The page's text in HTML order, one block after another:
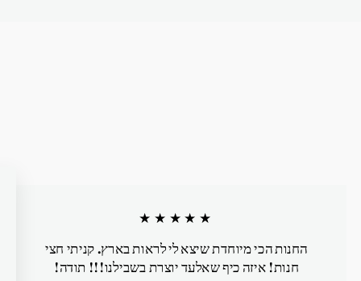
★★★★★
החנות הכי מיוחדת שיצא לי לראות בארץ. קניתי חצי
חנות! איזה כיף שאלעד יוצרת בשבילנו!!! תודה!